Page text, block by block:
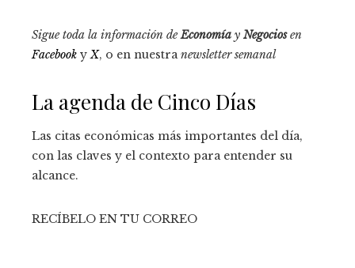
Sigue toda la información deEconomía y Negociosen
Facebook yX, o en nuestranewsletter semanal
La agenda de Cinco Días
Las citas económicas más importantes del día,
con las claves y el contexto para entender su
alcance.
RECÍBELO EN TU CORREO